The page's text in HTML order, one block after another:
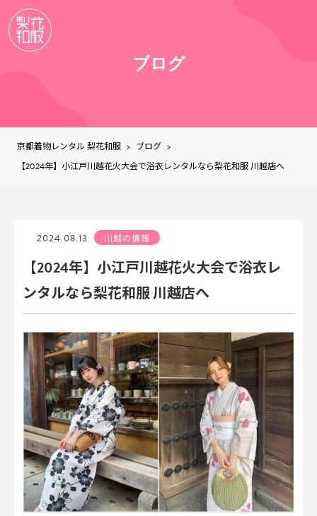
ブログ
京都着物レンタル 梨花和服 > ブログ >
【2024年】小江戸川越花火大会で浴衣レンタルなら梨花和服 川越店へ
2024.08.13 川越の情報
【2024年】小江戸川越花火大会で浴衣レ
ンタルなら梨花和服 川越店へ